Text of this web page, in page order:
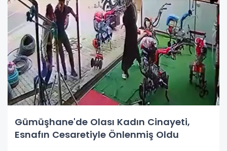
Gümüşhane'de Olası Kadın Cinayeti,
Esnafın Cesaretiyle Önlenmiş Oldu